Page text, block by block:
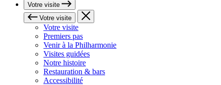
Votre visite
Votre visite
Votre visite
Premiers pas
Venir à la Philharmonie
Visites guidées
Notre histoire
Restauration & bars
Accessibilité